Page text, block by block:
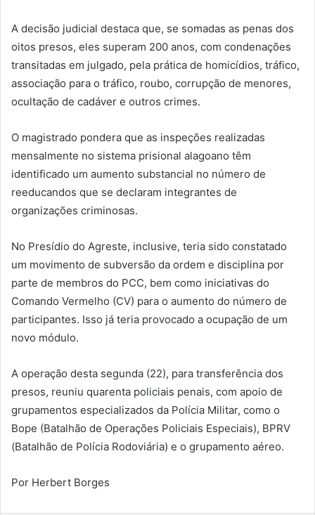
A decisão judicial destaca que, se somadas as penas dos
oitos presos, eles superam 200 anos, com condenações
transitadas em julgado, pela prática de homicídios, tráfico,
associação para o tráfico, roubo, corrupção de menores,
ocultação de cadáver e outros crimes.
O magistrado pondera que as inspeções realizadas
mensalmente no sistema prisional alagoano têm
identificado um aumento substancial no número de
reeducandos que se declaram integrantes de
organizações criminosas.
No Presídio do Agreste, inclusive, teria sido constatado
um movimento de subversão da ordem e disciplina por
parte de membros do PCC, bem como iniciativas do
Comando Vermelho (CV) para o aumento do número de
participantes. Isso já teria provocado a ocupação de um
novo módulo.
A operação desta segunda (22), para transferência dos
presos, reuniu quarenta policiais penais, com apoio de
grupamentos especializados da Polícia Militar, como o
Bope (Batalhão de Operações Policiais Especiais), BPRV
(Batalhão de Polícia Rodoviária) e o grupamento aéreo.
Por Herbert Borges